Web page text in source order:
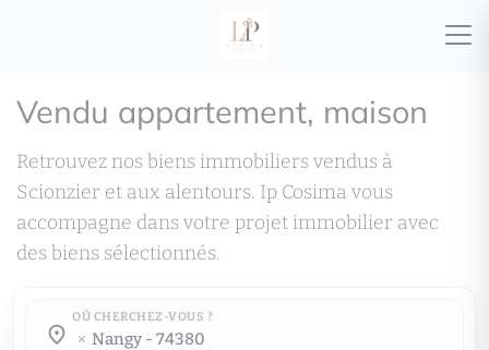
Vendu appartement, maison
Retrouvez nos biens immobiliers vendus à
Scionzier et aux alentours. Ip Cosima vous
accompagne dans votre projet immobilier avec
des biens sélectionnés.
OÙ CHERCHEZ-VOUS ?
Où cherchez-vous ?
nangy - 74380
Où cherchez-vous ?